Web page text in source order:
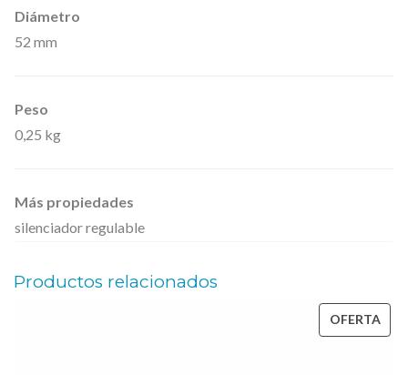
Diámetro
52 mm
Peso
0,25 kg
Más propiedades
silenciador regulable
Productos relacionados
OFERTA